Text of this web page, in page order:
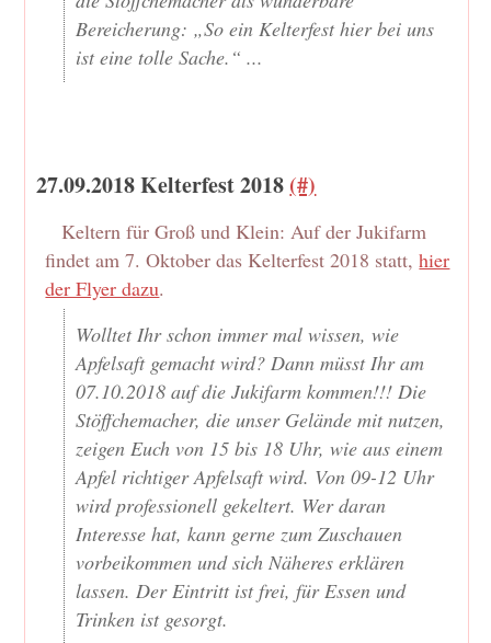
Bereicherung: „So ein Kelterfest hier bei uns
ist eine tolle Sache.“ ...
27.09.2018 Kelterfest 2018 (#)
Keltern für Groß und Klein: Auf der Jukifarm
findet am 7. Oktober das Kelterfest 2018 statt,hier
der Flyer dazu.
Wolltet Ihr schon immer mal wissen, wie
Apfelsaft gemacht wird? Dann müsst Ihr am
07.10.2018 auf die Jukifarm kommen!!! Die
Stöffchemacher, die unser Gelände mit nutzen,
zeigen Euch von 15 bis 18 Uhr, wie aus einem
Apfel richtiger Apfelsaft wird. Von 09-12 Uhr
wird professionell gekeltert. Wer daran
Interesse hat, kann gerne zum Zuschauen
vorbeikommen und sich Näheres erklären
lassen. Der Eintritt ist frei, für Essen und
Trinken ist gesorgt.